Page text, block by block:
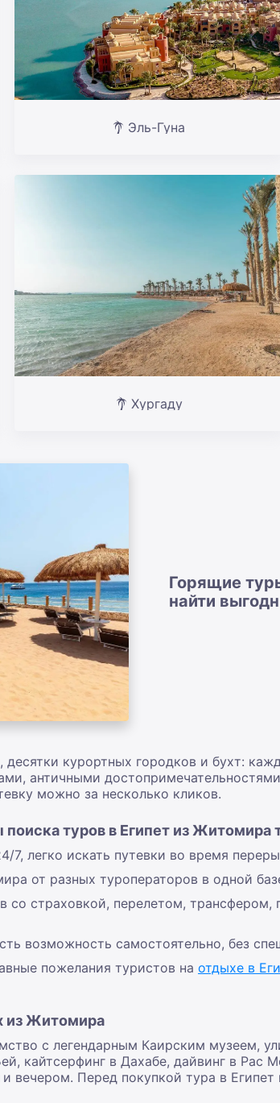
Эль-Гуна
Хургаду
Горящие
найти
курортных городков и бухт:
античными
можно за несколько кликов.
туров в Египет из Житомира
7, легко искать путевки во время
от разных туроператоров в одной
со страховкой, перелетом,
возможность самостоятельно, без
пожелания туристов на отдыхе в
из Житомира
с легендарным Каирским музеем,
кайтсерфинг в Дахабе, дайвинг в Рас
вечером. Перед покупкой тура в